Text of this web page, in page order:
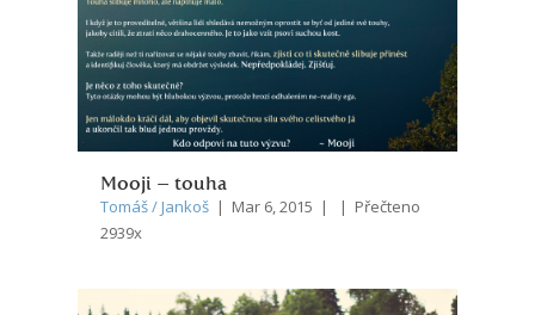
Mooji – touha
Tomáš / Jankoš | Mar 6, 2015 | | Přečteno
2939x